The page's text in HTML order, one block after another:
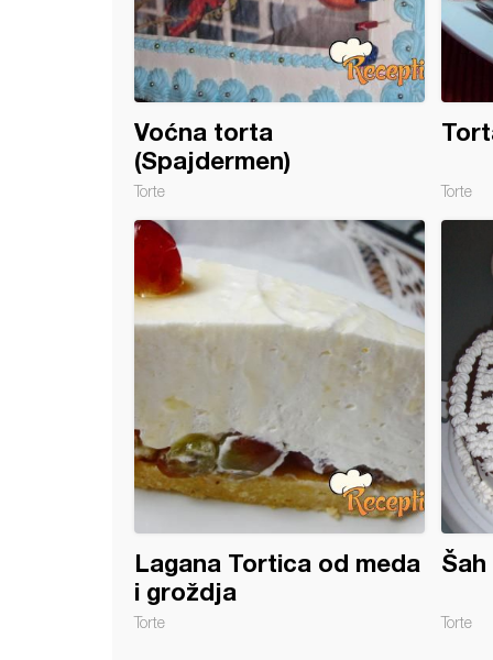
Voćna torta
(Spajdermen)
Torte Torte
Lagana Tortica od meda
i groždja
Torte Torte